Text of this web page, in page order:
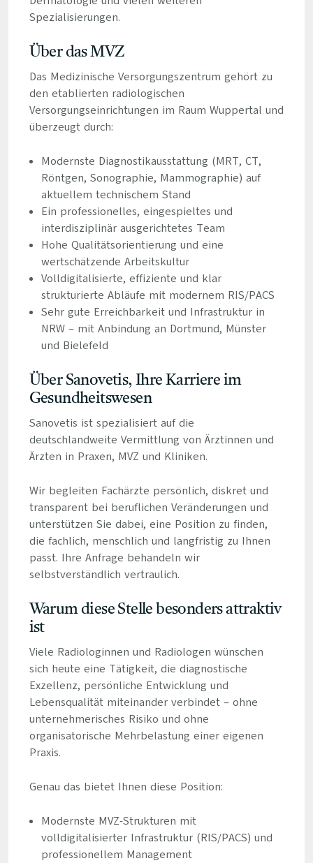
Spezialisierungen.
Über das MVZ
Das Medizinische Versorgungszentrum gehört zu
den etablierten radiologischen
Versorgungseinrichtungen im Raum Wuppertal und
überzeugt durch:
Modernste Diagnostikausstattung (MRT, CT,
Röntgen, Sonographie, Mammographie) auf
aktuellem technischem Stand
Ein professionelles, eingespieltes und
interdisziplinär ausgerichtetes Team
Hohe Qualitätsorientierung und eine
wertschätzende Arbeitskultur
Volldigitalisierte, effiziente und klar
strukturierte Abläufe mit modernem RIS/PACS
Sehr gute Erreichbarkeit und Infrastruktur in
NRW – mit Anbindung an Dortmund, Münster
und Bielefeld
Über Sanovetis, Ihre Karriere im
Gesundheitswesen
Sanovetis ist spezialisiert auf die
deutschlandweite Vermittlung von Ärztinnen und
Ärzten in Praxen, MVZ und Kliniken.
Wir begleiten Fachärzte persönlich, diskret und
transparent bei beruflichen Veränderungen und
unterstützen Sie dabei, eine Position zu finden,
die fachlich, menschlich und langfristig zu Ihnen
passt. Ihre Anfrage behandeln wir
selbstverständlich vertraulich.
Warum diese Stelle besonders attraktiv
ist
Viele Radiologinnen und Radiologen wünschen
sich heute eine Tätigkeit, die diagnostische
Exzellenz, persönliche Entwicklung und
Lebensqualität miteinander verbindet – ohne
unternehmerisches Risiko und ohne
organisatorische Mehrbelastung einer eigenen
Praxis.
Genau das bietet Ihnen diese Position:
Modernste MVZ-Strukturen mit
volldigitalisierter Infrastruktur (RIS/PACS) und
professionellem Management